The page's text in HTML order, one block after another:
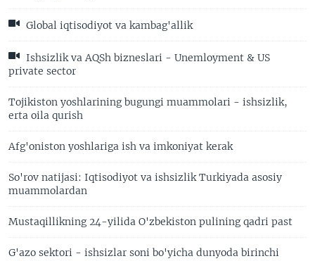
Global iqtisodiyot va kambag'allik
Ishsizlik va AQSh bizneslari - Unemloyment & US
private sector
Tojikiston yoshlarining bugungi muammolari - ishsizlik,
erta oila qurish
Afg'oniston yoshlariga ish va imkoniyat kerak
So'rov natijasi: Iqtisodiyot va ishsizlik Turkiyada asosiy
muammolardan
Mustaqillikning 24-yilida O'zbekiston pulining qadri past
G'azo sektori - ishsizlar soni bo'yicha dunyoda birinchi